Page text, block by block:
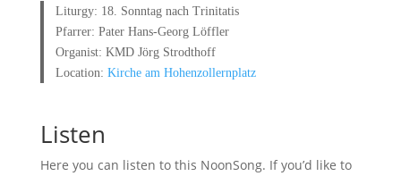
Liturgy: 18. Sonntag nach Trinitatis
Pfarrer: Pater Hans-Georg Löffler
Organist: KMD Jörg Strodthoff
Location:Kirche am Hohenzollernplatz
Listen
Here you can listen to this NoonSong. If you’d like to